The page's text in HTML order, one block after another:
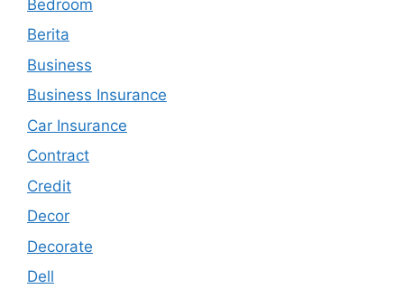
Bedroom
Berita
Business
Business Insurance
Car Insurance
Contract
Credit
Decor
Decorate
Dell